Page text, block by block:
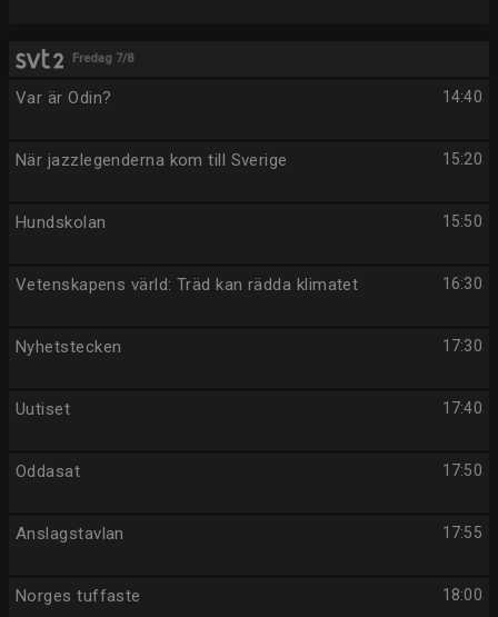
Fredag 7/8
14:40
Var är Odin?
15:20
När jazzlegenderna kom till Sverige
15:50
Hundskolan
16:30
Vetenskapens värld: Träd kan rädda klimatet
17:30
Nyhetstecken
17:40
Uutiset
17:50
Oddasat
17:55
Anslagstavlan
18:00
Norges tuffaste